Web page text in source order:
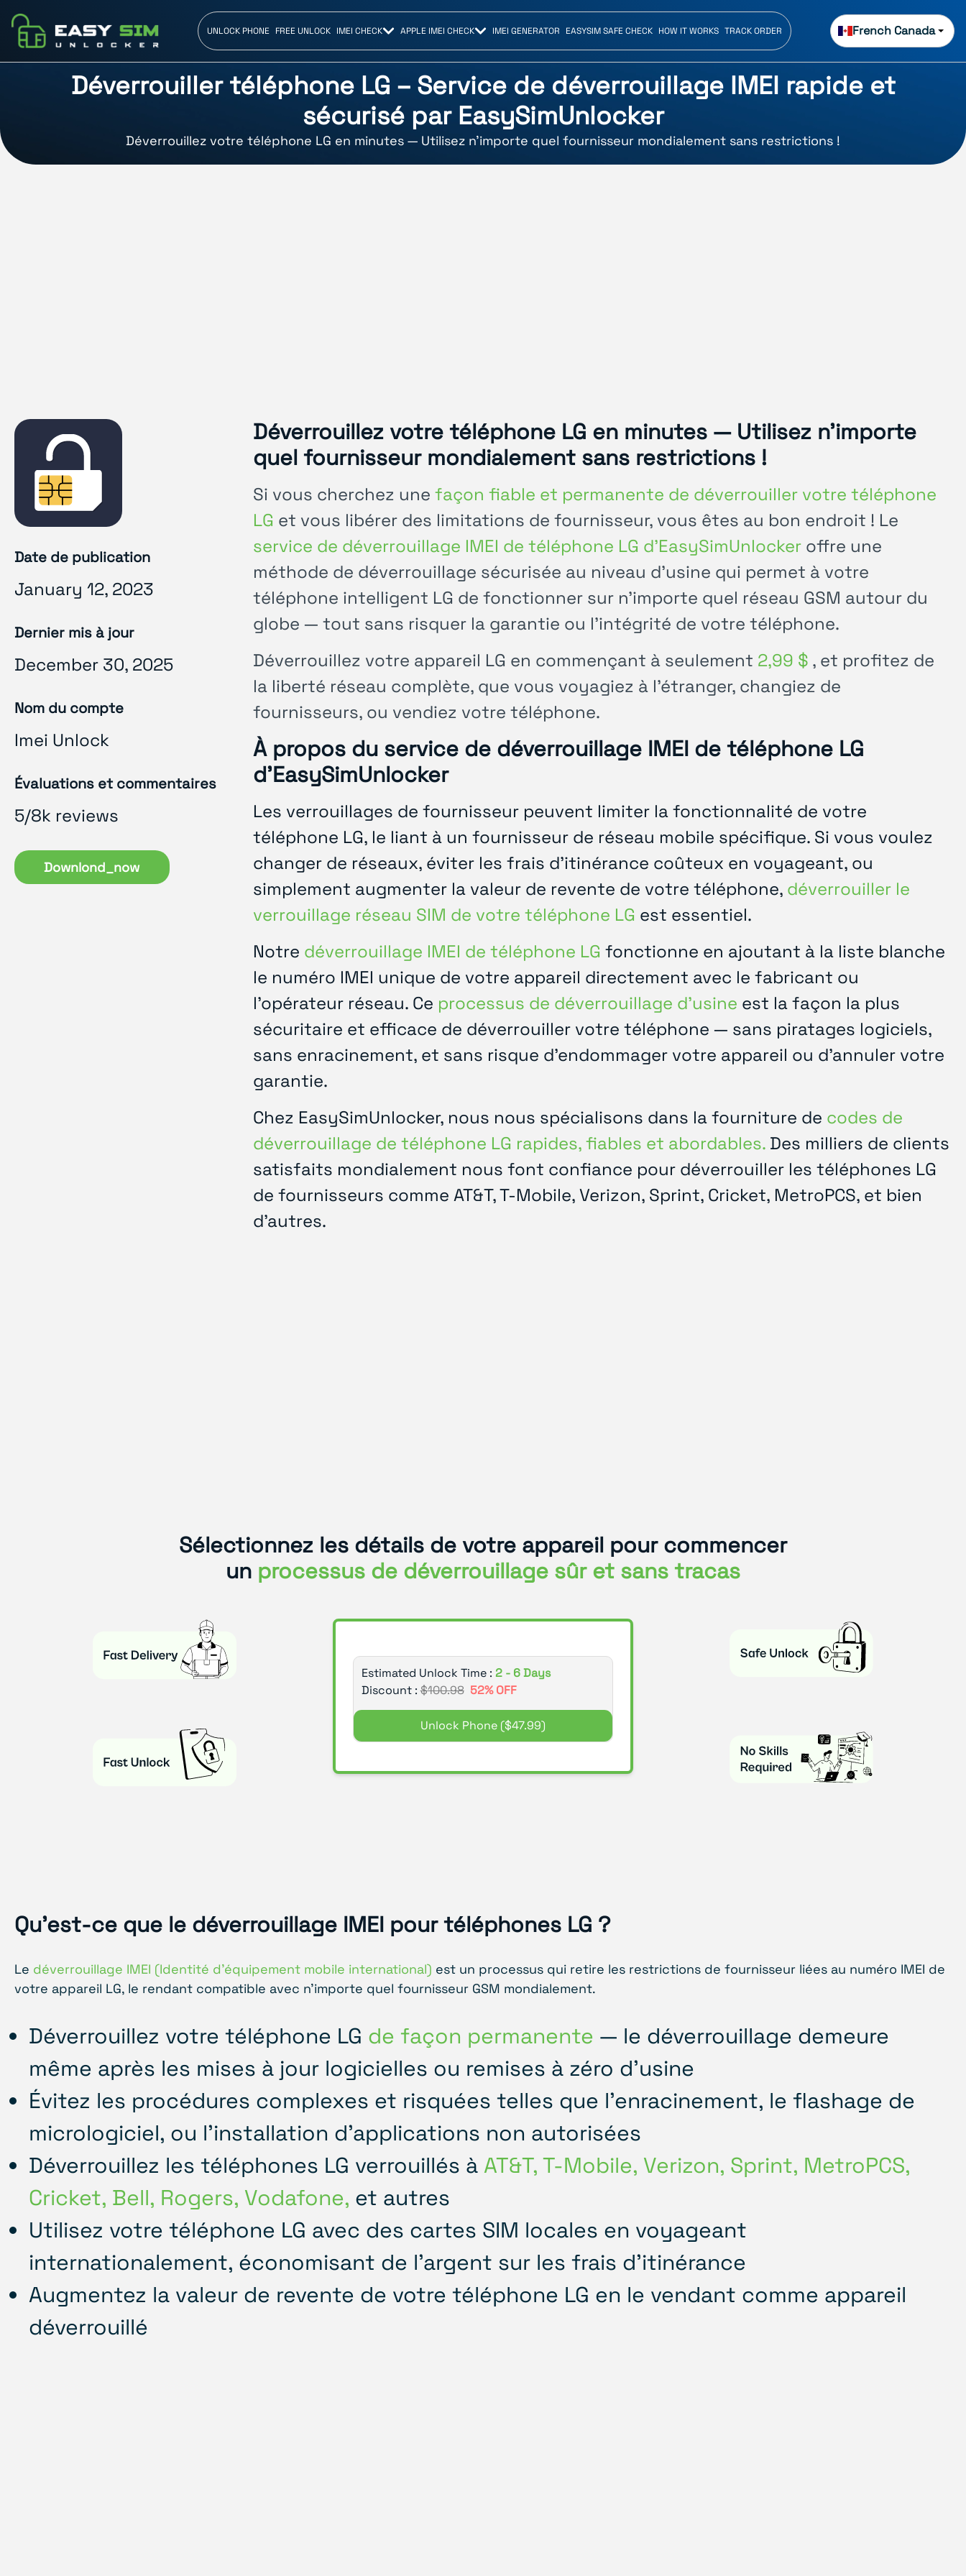
UNLOCK PHONE FREE UNLOCK IMEI CHECK APPLE IMEI CHECK IMEI GENERATOR EASYSIM SAFE CHECK HOW IT WORKS TRACK ORDER French Canada
Déverrouiller téléphone LG – Service de déverrouillage IMEI rapide et
sécurisé par EasySimUnlocker
Déverrouillez votre téléphone LG en minutes — Utilisez n'importe quel fournisseur mondialement sans restrictions !
Date de publication
January 12, 2023
Dernier mis à jour
December 30, 2025
Nom du compte
Imei Unlock
Évaluations et commentaires
5/8k reviews
Downlond_now
Déverrouillez votre téléphone LG en minutes — Utilisez n'importe
quel fournisseur mondialement sans restrictions !
Si vous cherchez une façon fiable et permanente de déverrouiller votre téléphone
LG et vous libérer des limitations de fournisseur, vous êtes au bon endroit ! Le
service de déverrouillage IMEI de téléphone LG d'EasySimUnlocker offre une
méthode de déverrouillage sécurisée au niveau d'usine qui permet à votre
téléphone intelligent LG de fonctionner sur n'importe quel réseau GSM autour du
globe — tout sans risquer la garantie ou l'intégrité de votre téléphone.
Déverrouillez votre appareil LG en commençant à seulement 2,99 $ , et profitez de
la liberté réseau complète, que vous voyagiez à l'étranger, changiez de
fournisseurs, ou vendiez votre téléphone.
À propos du service de déverrouillage IMEI de téléphone LG
d'EasySimUnlocker
Les verrouillages de fournisseur peuvent limiter la fonctionnalité de votre
téléphone LG, le liant à un fournisseur de réseau mobile spécifique. Si vous voulez
changer de réseaux, éviter les frais d'itinérance coûteux en voyageant, ou
simplement augmenter la valeur de revente de votre téléphone, déverrouiller le
verrouillage réseau SIM de votre téléphone LG est essentiel.
Notre déverrouillage IMEI de téléphone LG fonctionne en ajoutant à la liste blanche
le numéro IMEI unique de votre appareil directement avec le fabricant ou
l'opérateur réseau. Ce processus de déverrouillage d'usine est la façon la plus
sécuritaire et efficace de déverrouiller votre téléphone — sans piratages logiciels,
sans enracinement, et sans risque d'endommager votre appareil ou d'annuler votre
garantie.
Chez EasySimUnlocker, nous nous spécialisons dans la fourniture de codes de
déverrouillage de téléphone LG rapides, fiables et abordables. Des milliers de clients
satisfaits mondialement nous font confiance pour déverrouiller les téléphones LG
de fournisseurs comme AT&T, T-Mobile, Verizon, Sprint, Cricket, MetroPCS, et bien
d'autres.
Sélectionnez les détails de votre appareil pour commencer
un processus de déverrouillage sûr et sans tracas
Estimated Unlock Time : 2 - 6 Days
Discount : $100.98 52% OFF
Unlock Phone ($47.99)
Qu'est-ce que le déverrouillage IMEI pour téléphones LG ?
Le déverrouillage IMEI (Identité d'équipement mobile international) est un processus qui retire les restrictions de fournisseur liées au numéro IMEI de
votre appareil LG, le rendant compatible avec n'importe quel fournisseur GSM mondialement.
Déverrouillez votre téléphone LG de façon permanente — le déverrouillage demeure
même après les mises à jour logicielles ou remises à zéro d'usine
Évitez les procédures complexes et risquées telles que l'enracinement, le flashage de
micrologiciel, ou l'installation d'applications non autorisées
Déverrouillez les téléphones LG verrouillés à AT&T, T-Mobile, Verizon, Sprint, MetroPCS,
Cricket, Bell, Rogers, Vodafone, et autres
Utilisez votre téléphone LG avec des cartes SIM locales en voyageant
internationalement, économisant de l'argent sur les frais d'itinérance
Augmentez la valeur de revente de votre téléphone LG en le vendant comme appareil
déverrouillé